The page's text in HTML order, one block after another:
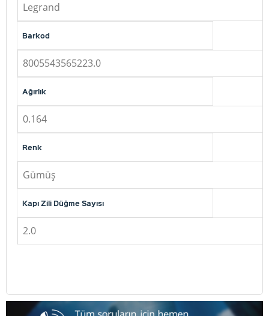
Legrand
Barkod
8005543565223.0
Ağırlık
0.164
Renk
Gümüş
Kapı Zili Düğme Sayısı
2.0